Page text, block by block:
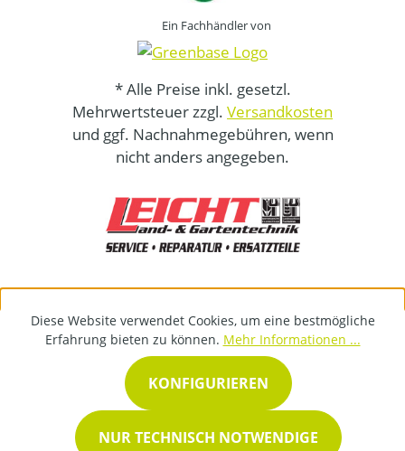
Ein Fachhändler von
* Alle Preise inkl. gesetzl.
Mehrwertsteuer zzgl. Versandkosten
und ggf. Nachnahmegebühren, wenn
nicht anders angegeben.
Diese Website verwendet Cookies, um eine bestmögliche
Erfahrung bieten zu können. Mehr Informationen ...
NUR TECHNISCH NOTWENDIGE
KONFIGURIEREN